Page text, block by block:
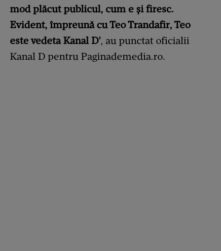
mod plăcut publicul, cum e și firesc.
Evident, împreună cu Teo Trandafir, Teo
este vedeta Kanal D', au punctat oficialii
Kanal D pentru Paginademedia.ro.